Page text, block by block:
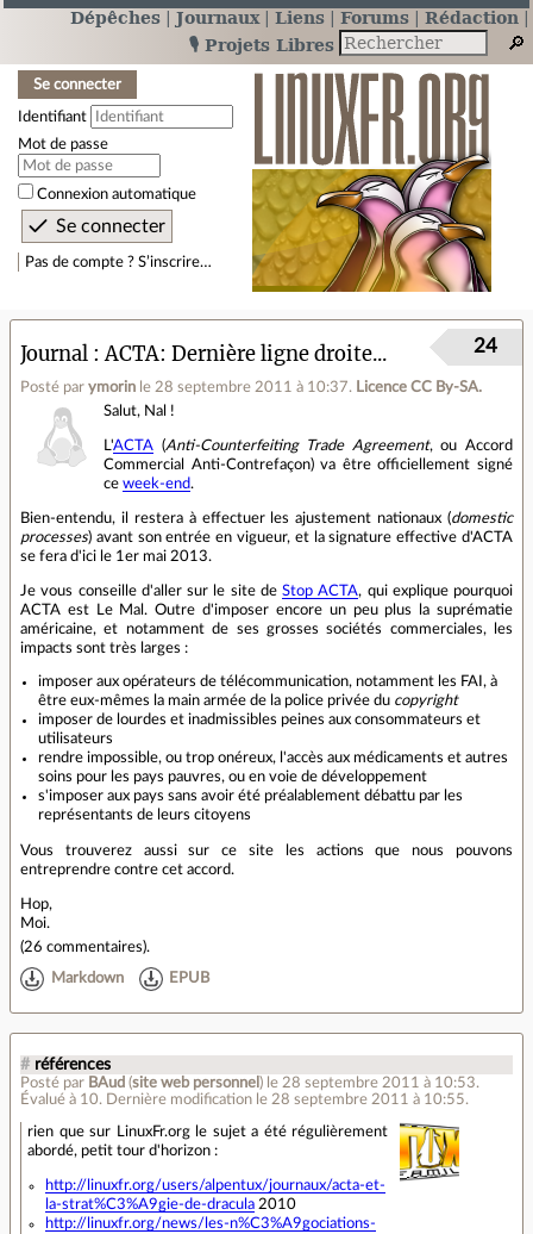
Dépêches Journaux Liens Forums
Rédaction
🎙️ Projets Libres
Se connecter
Identifiant
Mot de passe
Connexion automatique
Pas de compte ? S’inscrire…
Journal ACTA: Dernière ligne droite...
Posté par ymorin le 28 septembre 2011 à 10:37. Licence CC By‑SA.
24
Salut, Nal !
L'ACTA (Anti-Counterfeiting Trade Agreement, ou Accord
Commercial Anti-Contrefaçon) va être officiellement signé
ce week-end.
Bien-entendu, il restera à effectuer les ajustement nationaux (domestic
processes) avant son entrée en vigueur, et la signature effective d'ACTA
se fera d'ici le 1er mai 2013.
Je vous conseille d'aller sur le site de Stop ACTA, qui explique pourquoi
ACTA est Le Mal. Outre d'imposer encore un peu plus la suprématie
américaine, et notamment de ses grosses sociétés commerciales, les
impacts sont très larges :
imposer aux opérateurs de télécommunication, notamment les FAI, à
être eux-mêmes la main armée de la police privée du copyright
imposer de lourdes et inadmissibles peines aux consommateurs et
utilisateurs
rendre impossible, ou trop onéreux, l'accès aux médicaments et autres
soins pour les pays pauvres, ou en voie de développement
s'imposer aux pays sans avoir été préalablement débattu par les
représentants de leurs citoyens
Vous trouverez aussi sur ce site les actions que nous pouvons
entreprendre contre cet accord.
Hop,
Moi.
(26 commentaires).
Markdown EPUB
# références
Posté par BAud (site web personnel ) le 28 septembre 2011 à 10:53.
Évalué à 10. Dernière modification le 28 septembre 2011 à 10:55.
rien que sur LinuxFr.org le sujet a été régulièrement
abordé, petit tour d'horizon :
http://linuxfr.org/users/alpentux/journaux/acta-et-
la-strat%C3%A9gie-de-dracula 2010
http://linuxfr.org/news/les-n%C3%A9gociations-